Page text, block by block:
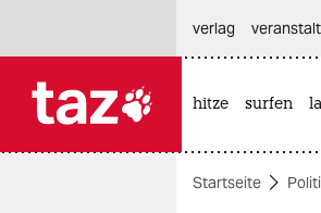
themen
verlag
hitze surfen
Startseite